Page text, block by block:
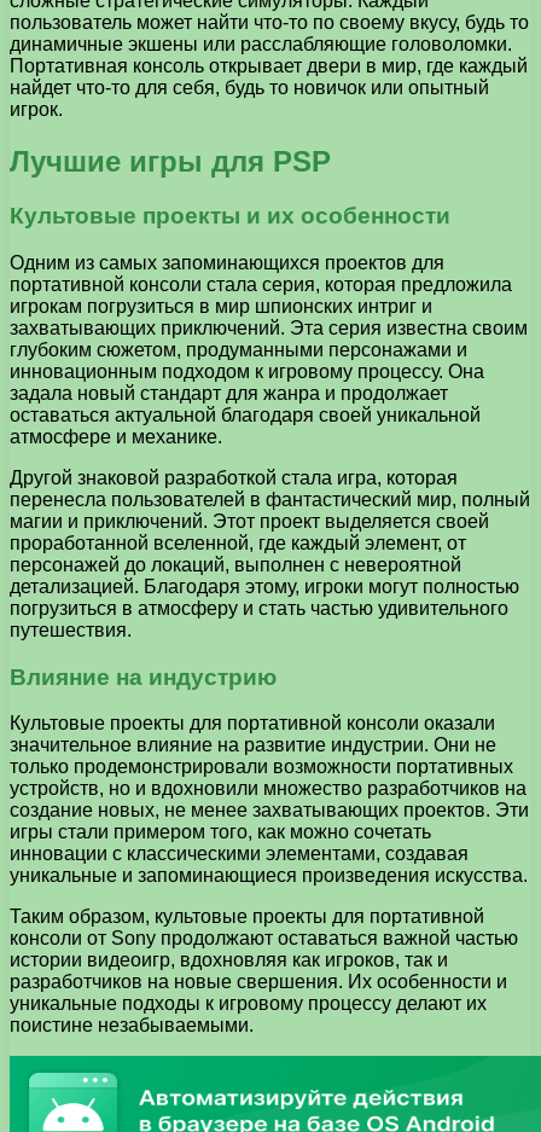
пользователь может найти что-то по своему вкусу, будь то
динамичные экшены или расслабляющие головоломки.
Портативная консоль открывает двери в мир, где каждый
найдет что-то для себя, будь то новичок или опытный
игрок.
Лучшие игры для PSP
Культовые проекты и их особенности
Одним из самых запоминающихся проектов для
портативной консоли стала серия, которая предложила
игрокам погрузиться в мир шпионских интриг и
захватывающих приключений. Эта серия известна своим
глубоким сюжетом, продуманными персонажами и
инновационным подходом к игровому процессу. Она
задала новый стандарт для жанра и продолжает
оставаться актуальной благодаря своей уникальной
атмосфере и механике.
Другой знаковой разработкой стала игра, которая
перенесла пользователей в фантастический мир, полный
магии и приключений. Этот проект выделяется своей
проработанной вселенной, где каждый элемент, от
персонажей до локаций, выполнен с невероятной
детализацией. Благодаря этому, игроки могут полностью
погрузиться в атмосферу и стать частью удивительного
путешествия.
Влияние на индустрию
Культовые проекты для портативной консоли оказали
значительное влияние на развитие индустрии. Они не
только продемонстрировали возможности портативных
устройств, но и вдохновили множество разработчиков на
создание новых, не менее захватывающих проектов. Эти
игры стали примером того, как можно сочетать
инновации с классическими элементами, создавая
уникальные и запоминающиеся произведения искусства.
Таким образом, культовые проекты для портативной
консоли от Sony продолжают оставаться важной частью
истории видеоигр, вдохновляя как игроков, так и
разработчиков на новые свершения. Их особенности и
уникальные подходы к игровому процессу делают их
поистине незабываемыми.